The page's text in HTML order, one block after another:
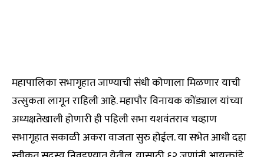
महापालिका सभागृहात जाण्याची संधी कोणाला मिळणार याची
उत्सुकता लागून राहिली आहे. महापौर विनायक कोंड्याल यांच्या
अध्यक्षतेखाली होणारी ही पहिली सभा यशवंतराव चव्हाण
सभागृहात सकाळी अकरा वाजता सुरु होईल. या सभेत आधी दहा